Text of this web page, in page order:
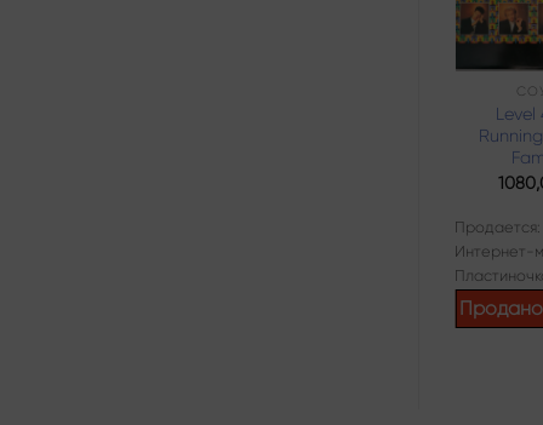
Level
Продается:
Интернет-
Продано